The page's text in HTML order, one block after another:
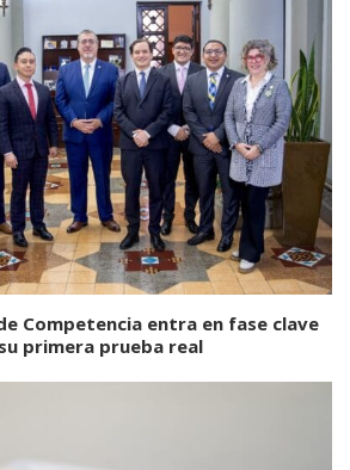
Competencia entra en fase clave
primera prueba real